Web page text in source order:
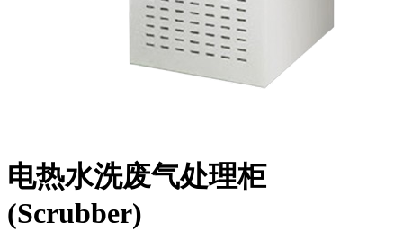
电热水洗废气处理柜
(Scrubber)